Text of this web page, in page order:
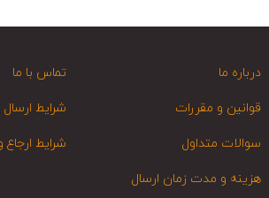
درباره ما تماس با ما
قوانین و مقررات شرایط ارسال
سوالات متداول شرایط
هزینه و مدت زمان ارسال